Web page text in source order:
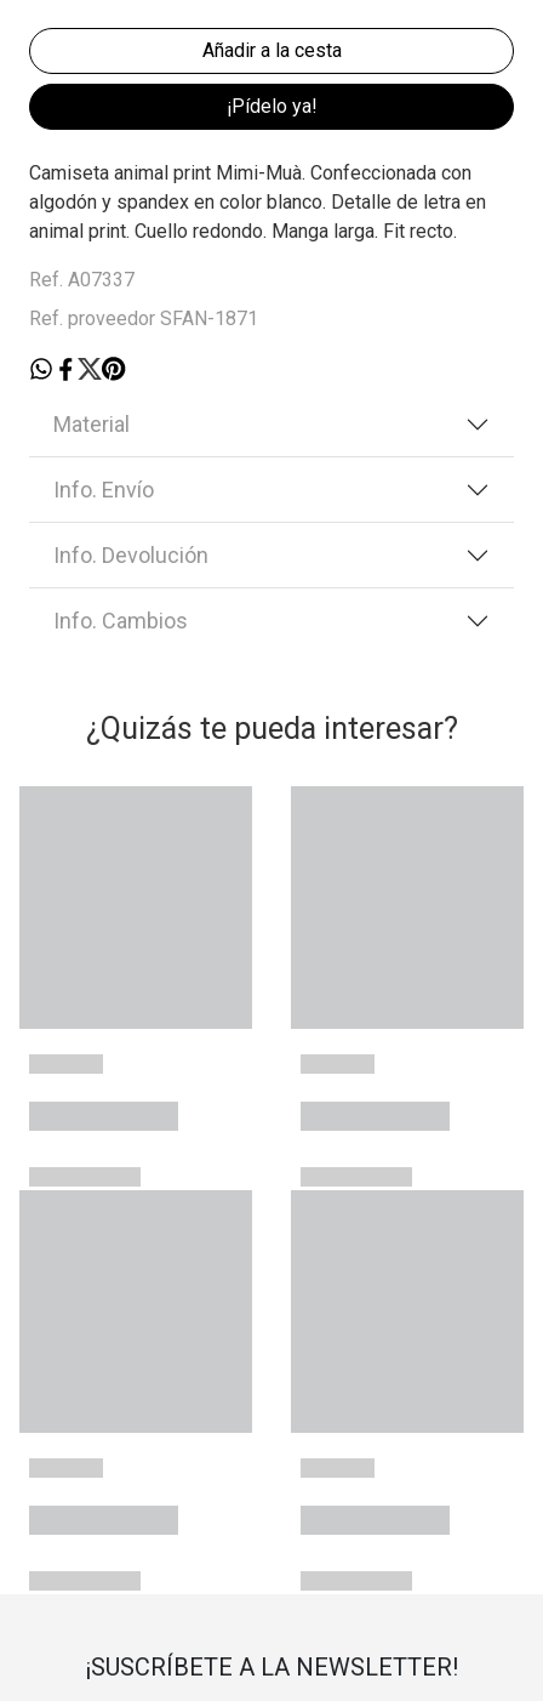
¡Pídelo ya!
Camiseta animal print Mimi-Muà. Confeccionada con
algodón y spandex en color blanco. Detalle de letra en
animal print. Cuello redondo. Manga larga. Fit recto.
Ref. A07337
Ref. proveedor SFAN-1871
Material
Info. Envío
Info. Devolución
Info. Cambios
¿Quizás te pueda interesar?
¡SUSCRÍBETE A LA NEWSLETTER!